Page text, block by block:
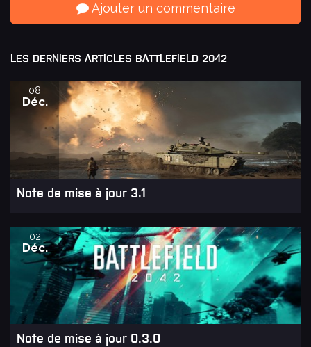
Ajouter un commentaire
LES DERNIERS ARTICLES BATTLEFIELD 2042
08
Déc.
Note de mise à jour 3.1
02
Déc.
Note de mise à jour 0.3.0